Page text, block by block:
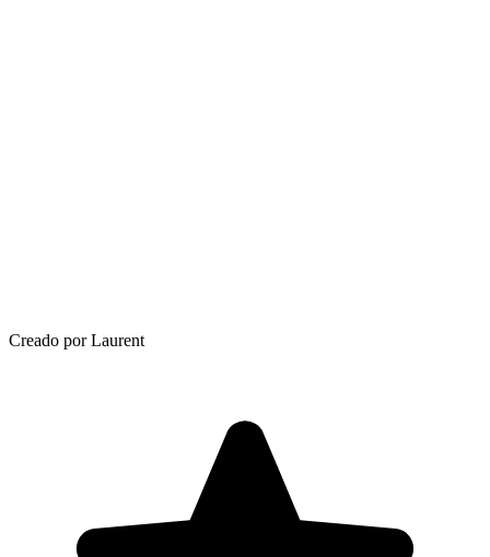
Creado por Laurent